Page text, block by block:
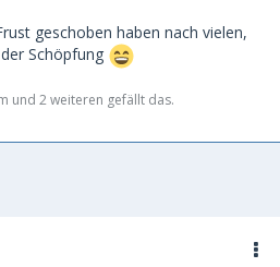
geschoben haben nach vielen,
Schöpfung
und 2 weiteren gefällt das.